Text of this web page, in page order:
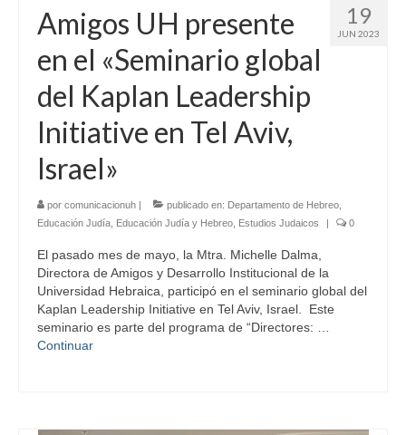
19
JUN 2023
Amigos UH presente
en el «Seminario global
del Kaplan Leadership
Initiative en Tel Aviv,
Israel»
por comunicacionuh | publicado en: Departamento de Hebreo
Educación Judía Educación Judía y Hebreo Estudios Judaicos | 0
El pasado mes de mayo, la Mtra. Michelle Dalma,
Directora de Amigos y Desarrollo Institucional de la
Universidad Hebraica, participó en el seminario global del
Kaplan Leadership Initiative en Tel Aviv, Israel. Este
seminario es parte del programa de “Directores: …
Continuar